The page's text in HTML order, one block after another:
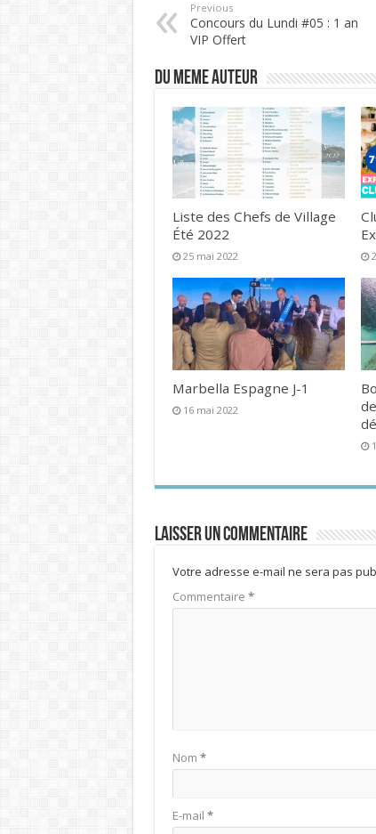
Previous
Concours du Lundi #05 : 1 an
VIP Offert
DU MEME AUTEUR
Liste des Chefs de Village
Été 2022
25 mai 2022
Marbella Espagne J-1
16 mai 2022
Laisser un commentaire
Votre adresse e-mail ne sera pas
Commentaire *
Nom *
E-mail *